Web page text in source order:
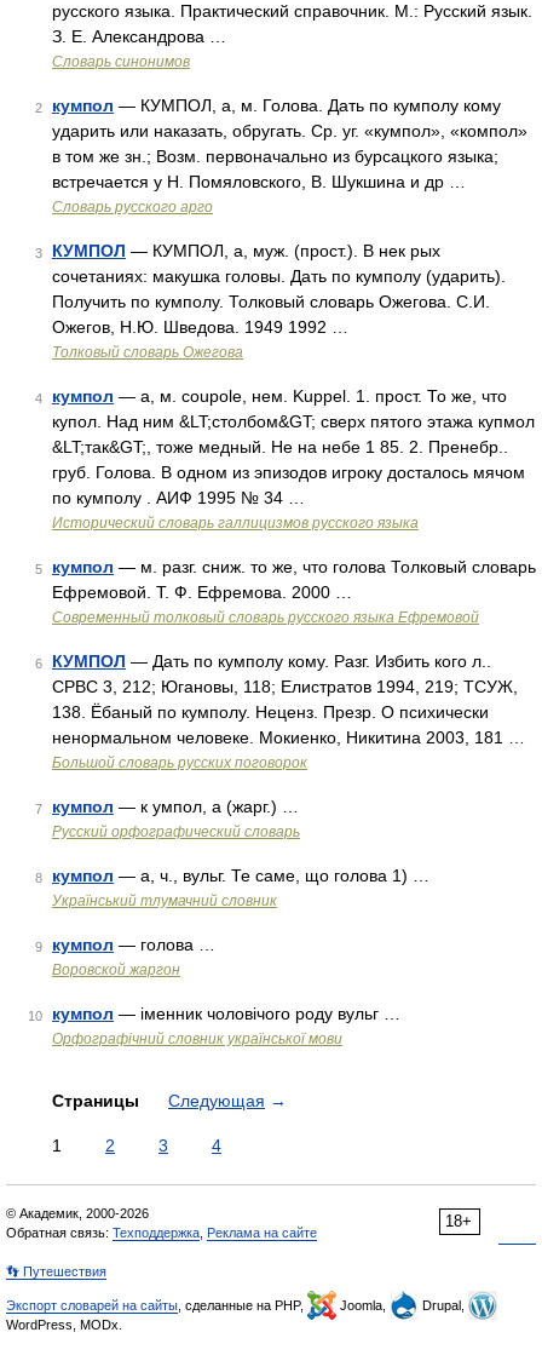
русского языка. Практический справочник. М.: Русский язык.
З. Е. Александрова …
Словарь синонимов
2 кумпол — КУМПОЛ, а, м. Голова. Дать по кумполу кому
ударить или наказать, обругать. Ср. уг. «кумпол», «компол»
в том же зн.; Возм. первоначально из бурсацкого языка;
встречается у Н. Помяловского, В. Шукшина и др …
Словарь русского арго
3 КУМПОЛ — КУМПОЛ, а, муж. (прост.). В нек рых
сочетаниях: макушка головы. Дать по кумполу (ударить).
Получить по кумполу. Толковый словарь Ожегова. С.И.
Ожегов, Н.Ю. Шведова. 1949 1992 …
Толковый словарь Ожегова
4 кумпол — а, м. coupole, нем. Kuppel. 1. прост. То же, что
купол. Над ним &LT;столбом&GT; сверх пятого этажа купмол
&LT;так&GT;, тоже медный. Не на небе 1 85. 2. Пренебр..
груб. Голова. В одном из эпизодов игроку досталось мячом
по кумполу . АИФ 1995 № 34 …
Исторический словарь галлицизмов русского языка
5 кумпол — м. разг. сниж. то же, что голова Толковый словарь
Ефремовой. Т. Ф. Ефремова. 2000 …
Современный толковый словарь русского языка Ефремовой
6 КУМПОЛ — Дать по кумполу кому. Разг. Избить кого л..
СРВС 3, 212; Югановы, 118; Елистратов 1994, 219; ТСУЖ,
138. Ёбаный по кумполу. Неценз. Презр. О психически
ненормальном человеке. Мокиенко, Никитина 2003, 181 …
Большой словарь русских поговорок
7 кумпол — к умпол, а (жарг.) …
Русский орфографический словарь
8 кумпол — а, ч., вульг. Те саме, що голова 1) …
Український тлумачний словник
9 кумпол — голова …
Воровской жаргон
10 кумпол — іменник чоловічого роду вульг …
Орфографічний словник української мови
Страницы Следующая →
1 2 3 4
18+
© Академик, 2000-2026
Обратная связь: Техподдержка Реклама на сайте
👣 Путешествия
Экспорт словарей на сайты , сделанные на PHP, Joomla,
Drupal,
WordPress, MODx.